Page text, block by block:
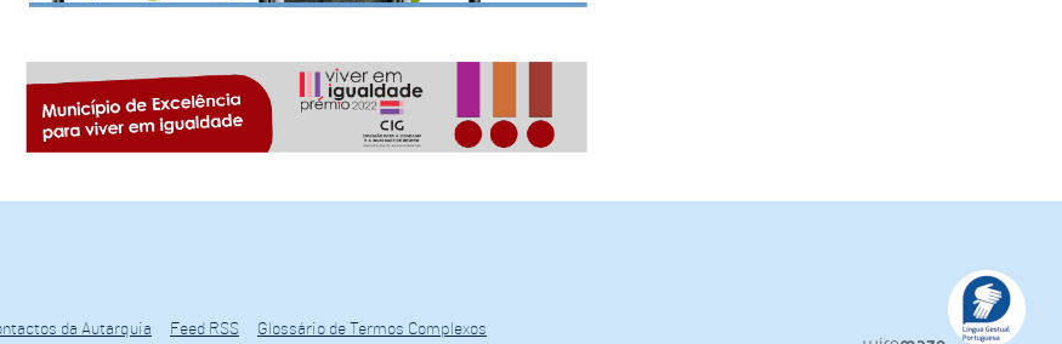
da Autarquia Feed RSS Glossário de Termos Complexos